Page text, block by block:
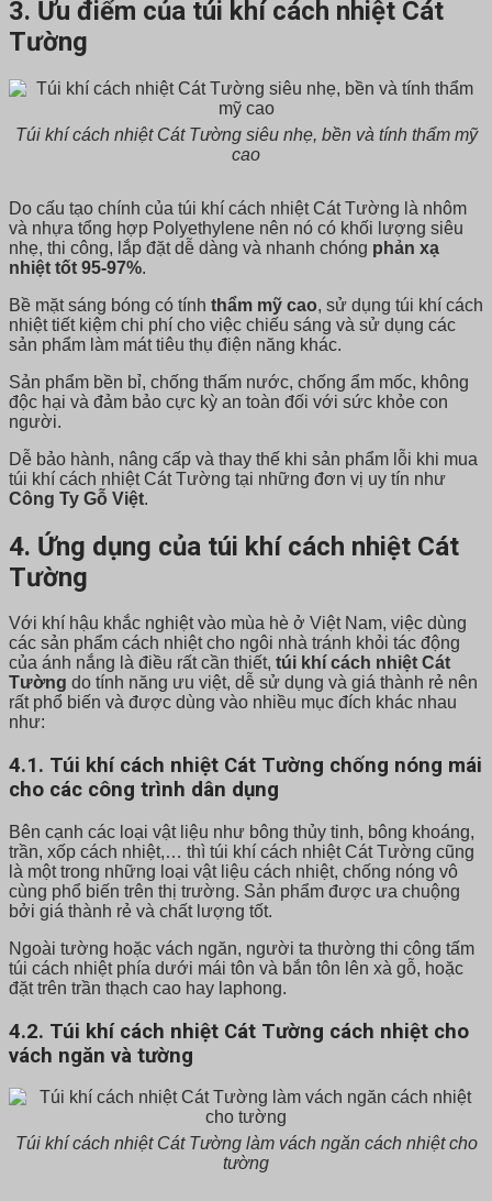
3. Ưu điểm của túi khí cách nhiệt Cát
Tường
Túi khí cách nhiệt Cát Tường siêu nhẹ, bền và tính thẩm mỹ
cao
Do cấu tạo chính của túi khí cách nhiệt Cát Tường là nhôm
và nhựa tổng hợp Polyethylene nên nó có khối lượng siêu
nhẹ, thi công, lắp đặt dễ dàng và nhanh chóng phản xạ
nhiệt tốt 95-97%.
Bề mặt sáng bóng có tính thẩm mỹ cao, sử dụng túi khí cách
nhiệt tiết kiệm chi phí cho việc chiếu sáng và sử dụng các
sản phẩm làm mát tiêu thụ điện năng khác.
Sản phẩm bền bỉ, chống thấm nước, chống ẩm mốc, không
độc hại và đảm bảo cực kỳ an toàn đối với sức khỏe con
người.
Dễ bảo hành, nâng cấp và thay thế khi sản phẩm lỗi khi mua
túi khí cách nhiệt Cát Tường tại những đơn vị uy tín như
Công Ty Gỗ Việt.
4. Ứng dụng của túi khí cách nhiệt Cát
Tường
Với khí hậu khắc nghiệt vào mùa hè ở Việt Nam, việc dùng
các sản phẩm cách nhiệt cho ngôi nhà tránh khỏi tác động
của ánh nắng là điều rất cần thiết, túi khí cách nhiệt Cát
Tường do tính năng ưu việt, dễ sử dụng và giá thành rẻ nên
rất phổ biến và được dùng vào nhiều mục đích khác nhau
như:
4.1. Túi khí cách nhiệt Cát Tường chống nóng mái
cho các công trình dân dụng
Bên cạnh các loại vật liệu như bông thủy tinh, bông khoáng,
trần, xốp cách nhiệt,… thì túi khí cách nhiệt Cát Tường cũng
là một trong những loại vật liệu cách nhiệt, chống nóng vô
cùng phổ biến trên thị trường. Sản phẩm được ưa chuộng
bởi giá thành rẻ và chất lượng tốt.
Ngoài tường hoặc vách ngăn, người ta thường thi công tấm
túi cách nhiệt phía dưới mái tôn và bắn tôn lên xà gỗ, hoặc
đặt trên trần thạch cao hay laphong.
4.2. Túi khí cách nhiệt Cát Tường cách nhiệt cho
vách ngăn và tường
Túi khí cách nhiệt Cát Tường làm vách ngăn cách nhiệt cho
tường